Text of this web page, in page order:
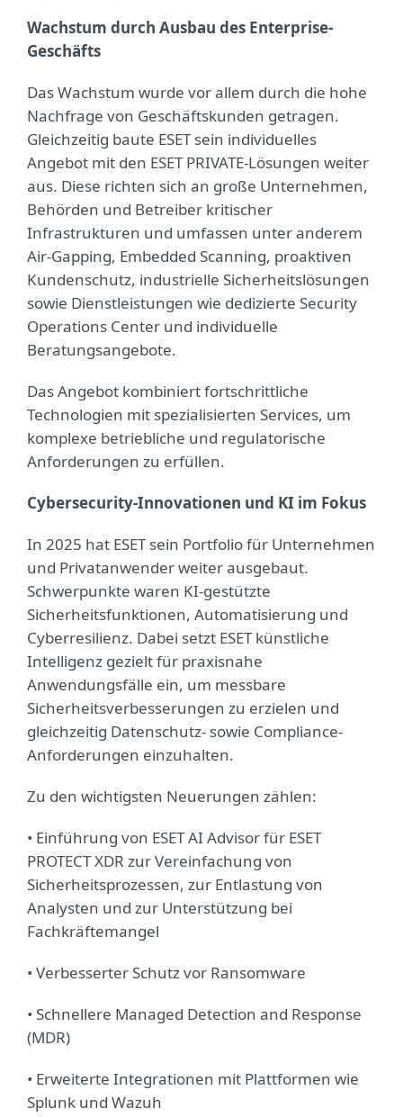
Wachstum durch Ausbau des Enterprise-
Geschäfts
Das Wachstum wurde vor allem durch die hohe
Nachfrage von Geschäftskunden getragen.
Gleichzeitig baute ESET sein individuelles
Angebot mit den ESET PRIVATE-Lösungen weiter
aus. Diese richten sich an große Unternehmen,
Behörden und Betreiber kritischer
Infrastrukturen und umfassen unter anderem
Air-Gapping, Embedded Scanning, proaktiven
Kundenschutz, industrielle Sicherheitslösungen
sowie Dienstleistungen wie dedizierte Security
Operations Center und individuelle
Beratungsangebote.
Das Angebot kombiniert fortschrittliche
Technologien mit spezialisierten Services, um
komplexe betriebliche und regulatorische
Anforderungen zu erfüllen.
Cybersecurity-Innovationen und KI im Fokus
In 2025 hat ESET sein Portfolio für Unternehmen
und Privatanwender weiter ausgebaut.
Schwerpunkte waren KI-gestützte
Sicherheitsfunktionen, Automatisierung und
Cyberresilienz. Dabei setzt ESET künstliche
Intelligenz gezielt für praxisnahe
Anwendungsfälle ein, um messbare
Sicherheitsverbesserungen zu erzielen und
gleichzeitig Datenschutz- sowie Compliance-
Anforderungen einzuhalten.
Zu den wichtigsten Neuerungen zählen:
• Einführung von ESET AI Advisor für ESET
PROTECT XDR zur Vereinfachung von
Sicherheitsprozessen, zur Entlastung von
Analysten und zur Unterstützung bei
Fachkräftemangel
• Verbesserter Schutz vor Ransomware
• Schnellere Managed Detection and Response
(MDR)
• Erweiterte Integrationen mit Plattformen wie
Splunk und Wazuh